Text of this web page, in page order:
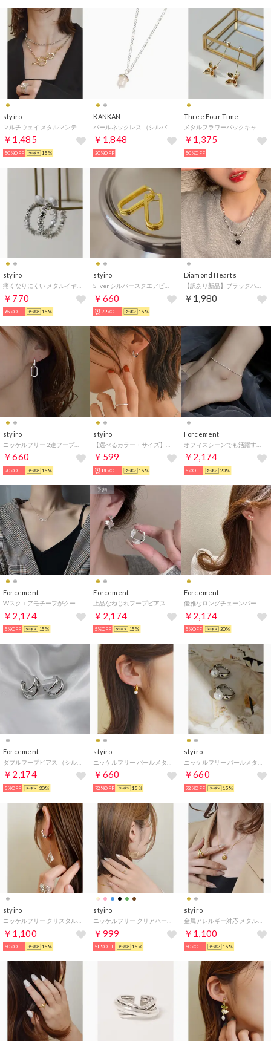
styiro
￥1,485
50%OFF 15%
KANKAN
￥1,848
30%OFF
Three Four Time
￥1,375
50%OFF
styiro
￥770
65%OFF 15%
styiro
￥660
79%OFF 15%
Diamond Hearts
￥1,980
styiro
￥660
70%OFF 15%
styiro
￥599
81%OFF 15%
Forcement
￥2,174
5%OFF 20%
Forcement
￥2,174
5%OFF 15%
Forcement
￥2,174
予約
5%OFF 15%
Forcement
￥2,174
5%OFF 30%
Forcement
￥2,174
5%OFF 30%
styiro
￥660
72%OFF 15%
styiro
￥660
72%OFF 15%
styiro
ニッケルフリー クリスタルメタルイヤリング（シルバー）
￥1,100
50%OFF 15%
styiro
ニッケルフリー クリアハーフムーンフープアクリルピアス （クリア）
￥999
58%OFF 15%
styiro
金属アレルギー対応 メタルボタン サージカルステンレス316Lネックレス（ゴールド）
￥1,100
50%OFF 15%